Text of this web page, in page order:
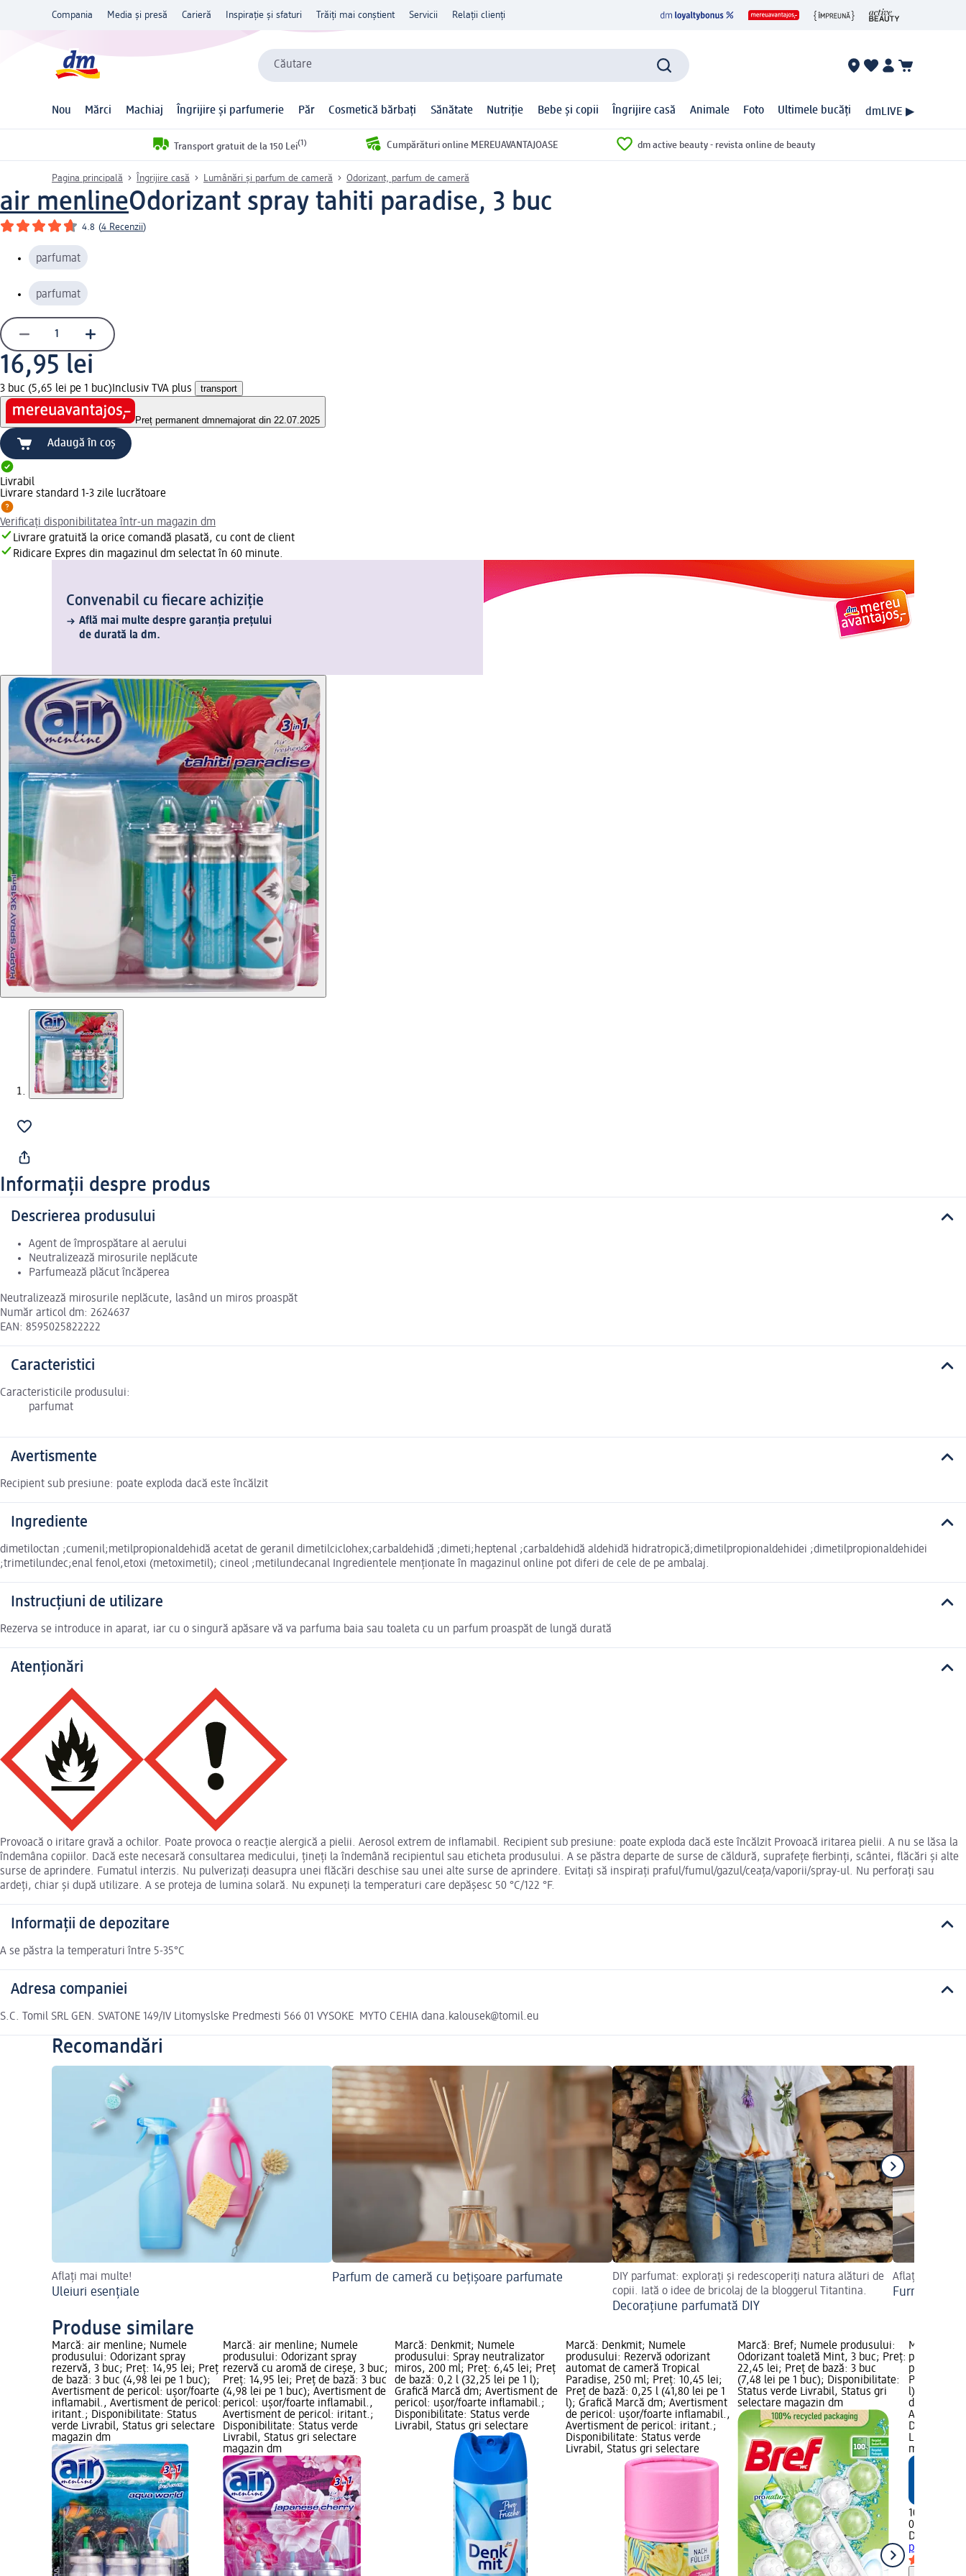
Compania Media și presă Carieră Inspirație și sfaturi Trăiți mai conștient Servicii Relații clienți
Căutare
Nou Mărci Machiaj Îngrijire și parfumerie Păr Cosmetică bărbați Sănătate Nutriție Bebe și copii Îngrijire casă Animale Foto Ultimele bucăți dmLIVE ▶
Transport gratuit de la 150 Lei(1) Cumpărături online MEREUAVANTAJOASE dm active beauty - revista online de beauty
Pagina principală Îngrijire casă Lumânări și parfum de cameră Odorizant, parfum de cameră
air menlineOdorizant spray tahiti paradise, 3 buc
4.8 (4 Recenzii)
parfumat
parfumat
16,95 lei
3 buc (5,65 lei pe 1 buc) Inclusiv TVA plus transport
Preț permanent dmnemajorat din 22.07.2025
Adaugă în coș
Livrabil
Livrare standard 1-3 zile lucrătoare
Verificați disponibilitatea într-un magazin dm
Livrare gratuită la orice comandă plasată, cu cont de client
Ridicare Expres din magazinul dm selectat în 60 minute.
Convenabil cu fiecare achiziție
Află mai multe despre garanția prețului
de durată la dm.
Informații despre produs
Descrierea produsului
Agent de împrospătare al aerului
Neutralizează mirosurile neplăcute
Parfumează plăcut încăperea
Neutralizează mirosurile neplăcute, lasând un miros proaspăt
Număr articol dm: 2624637
EAN: 8595025822222
Caracteristici
Caracteristicile produsului:
parfumat
Avertismente
Recipient sub presiune: poate exploda dacă este încălzit
Ingrediente
dimetiloctan ;cumenil;metilpropionaldehidă acetat de geranil dimetilciclohex;carbaldehidă ;dimeti;heptenal ;carbaldehidă aldehidă hidratropică;dimetilpropionaldehidei ;dimetilpropionaldehidei
;trimetilundec;enal fenol,etoxi (metoximetil); cineol ;metilundecanal Ingredientele menționate în magazinul online pot diferi de cele de pe ambalaj.
Instrucțiuni de utilizare
Rezerva se introduce in aparat, iar cu o singură apăsare vă va parfuma baia sau toaleta cu un parfum proaspăt de lungă durată
Atenționări
Provoacă o iritare gravă a ochilor. Poate provoca o reacţie alergică a pielii. Aerosol extrem de inflamabil. Recipient sub presiune: poate exploda dacă este încălzit Provoacă iritarea pielii. A nu se lăsa la
îndemâna copiilor. Dacă este necesară consultarea medicului, țineți la îndemână recipientul sau eticheta produsului. A se păstra departe de surse de căldură, suprafețe fierbinți, scântei, flăcări și alte
surse de aprindere. Fumatul interzis. Nu pulverizaţi deasupra unei flăcări deschise sau unei alte surse de aprindere. Evitaţi să inspirați praful/fumul/gazul/ceața/vaporii/spray-ul. Nu perforați sau
ardeți, chiar și după utilizare. A se proteja de lumina solară. Nu expuneţi la temperaturi care depăşesc 50 °C/122 °F.
Informații de depozitare
A se păstra la temperaturi între 5-35°C
Adresa companiei
S.C. Tomil SRL GEN. SVATONE 149/IV Litomyslske Predmesti 566 01 VYSOKE MYTO CEHIA dana.kalousek@tomil.eu
Recomandări
Aflați mai multe!
Uleiuri esențiale
Parfum de cameră cu bețișoare parfumate
DIY parfumat: explorați și redescoperiți natura alături de
copii. Iată o idee de bricolaj de la bloggerul Titantina.
Decorațiune parfumată DIY
Aflați mai
Furnici în
Produse similare
Marcă: air menline; Numele
produsului: Odorizant spray
rezervă, 3 buc; Preț: 14,95 lei; Preț
de bază: 3 buc (4,98 lei pe 1 buc);
Avertisment de pericol: ușor/foarte
inflamabil., Avertisment de pericol:
iritant.; Disponibilitate: Status
verde Livrabil, Status gri selectare
magazin dm
Marcă: air menline; Numele
produsului: Odorizant spray
rezervă cu aromă de cireşe, 3 buc;
Preț: 14,95 lei; Preț de bază: 3 buc
(4,98 lei pe 1 buc); Avertisment de
pericol: ușor/foarte inflamabil.,
Avertisment de pericol: iritant.;
Disponibilitate: Status verde
Livrabil, Status gri selectare
magazin dm
Marcă: Denkmit; Numele
produsului: Spray neutralizator
miros, 200 ml; Preț: 6,45 lei; Preț
de bază: 0,2 l (32,25 lei pe 1 l);
Grafică Marcă dm; Avertisment de
pericol: ușor/foarte inflamabil.;
Disponibilitate: Status verde
Livrabil, Status gri selectare
Marcă: Denkmit; Numele
produsului: Rezervă odorizant
automat de cameră Tropical
Paradise, 250 ml; Preț: 10,45 lei;
Preț de bază: 0,25 l (41,80 lei pe 1
l); Grafică Marcă dm; Avertisment
de pericol: ușor/foarte inflamabil.,
Avertisment de pericol: iritant.;
Disponibilitate: Status verde
Livrabil, Status gri selectare
Marcă: Bref; Numele produsului:
Odorizant toaletă Mint, 3 buc; Preț:
22,45 lei; Preț de bază: 3 buc
(7,48 lei pe 1 buc); Disponibilitate:
Status verde Livrabil, Status gri
selectare magazin dm
Marcă:
produsului:
Preț de
l); Grafică
de pericol:
Livrabil,
magazin
10,45 lei
0,25 l
Denkmit